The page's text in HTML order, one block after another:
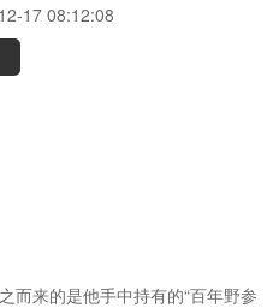
17 08:12:08
而来的是他手中持有的“百年野参